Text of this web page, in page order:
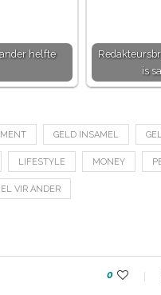
helfte
is
GELD INSAMEL
LIFESTYLE MONEY
VIR ANDER
0